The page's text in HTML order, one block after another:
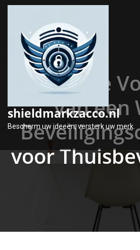
inhoud
shieldmarkzacco.nl
Bescherm uw ideeën, versterk uw merk.
Ontdek de
van een
voor